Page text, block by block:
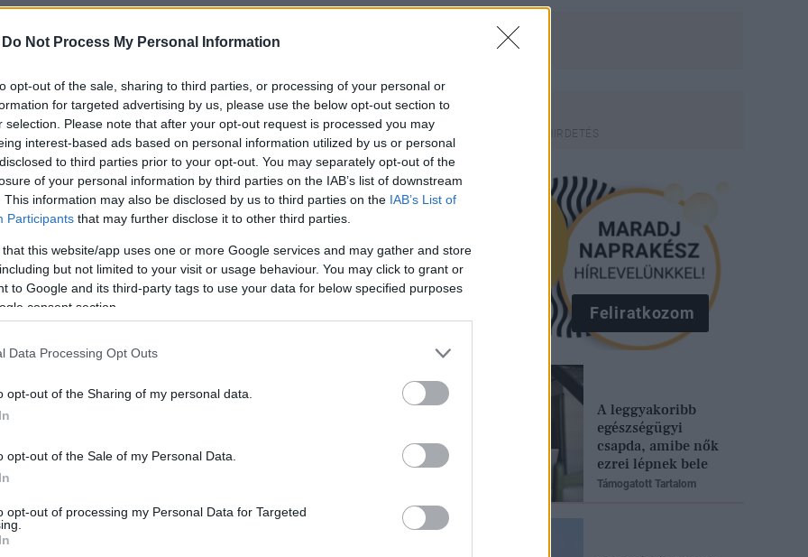
Do Not Process My Personal Information
opt-out of the sale, sharing to third parties, or processing of your personal or
for targeted advertising by us, please use the below opt-out section to
selection. Please note that after your opt-out request is processed you may
interest-based ads based on personal information utilized by us or personal
to third parties prior to your opt-out. You may separately opt-out of the
of your personal information by third parties on the IAB’s list of downstream
This information may also be disclosed by us to third parties on the IAB’s List of
Participants that may further disclose it to other third parties.
that this website/app uses one or more Google services and may gather and store
but not limited to your visit or usage behaviour. You may click to grant or
to Google and its third-party tags to use your data for below specified purposes
consent section.
Data Processing Opt Outs
opt-out of the Sharing of my personal data.
opt-out of the Sale of my Personal Data.
opt-out of processing my Personal Data for Targeted
Pinterest
lehetünk a
úgy tűnik, hogy nagyon
utalnak, hogy a két zenész erősen
Monica-i étterem előtt ölelkezve
nem jelenteni, azonban csókok is
Feliratkozom
A leggyakoribb
egészségügyi
csapda, amibe nők
ezrei lépnek bele
Támogatott Tartalom